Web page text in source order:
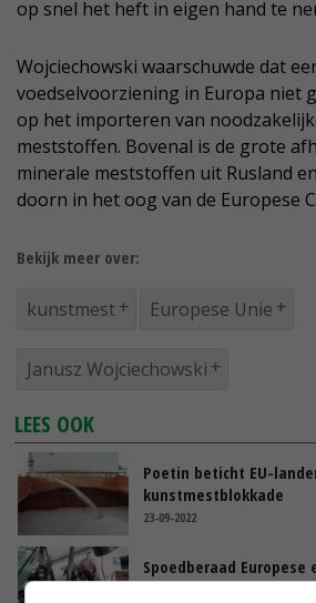
op snel het heft in eigen hand te
Wojciechowski waarschuwde dat
voedselvoorziening in Europa niet
op het importeren van
meststoffen. Bovenal is de grote
minerale meststoffen uit Rusland
doorn in het oog van de Europese
Bekijk meer over:
kunstmest Europese Unie
Janusz Wojciechowski
LEES OOK
Poetin beticht EU-
kunstmestblokkade
23-09-2022
Spoedberaad
over onbetaalbare